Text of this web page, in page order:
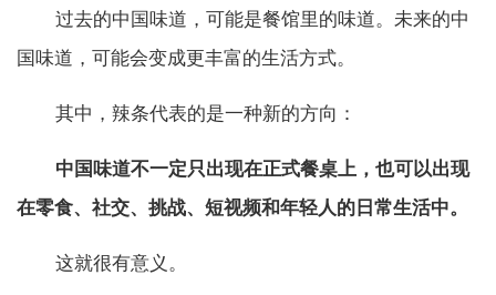
过去的中国味道，可能是餐馆里的味道。未来的中
国味道，可能会变成更丰富的生活方式。
其中，辣条代表的是一种新的方向：
中国味道不一定只出现在正式餐桌上，也可以出现
在零食、社交、挑战、短视频和年轻人的日常生活中。
这就很有意义。